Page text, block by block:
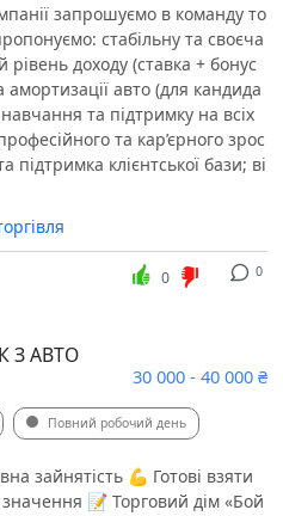
запрошуємо в команду то
стабільну та своєча
рівень доходу (ставка + бонус
авто (для кандида
та підтримку на всіх
та кар’єрного зрос
підтримка клієнтської бази; ві
0
0
З АВТО
30 000 - 40 000 ₴
Повний робочий день
зайнятість 💪 Готові взяти
значення 📝 Торговий дім «Бой